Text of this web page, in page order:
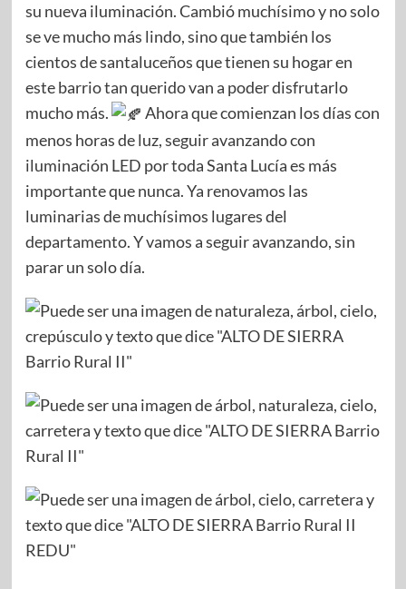
su nueva iluminación. Cambió muchísimo y no solo
se ve mucho más lindo, sino que también los
cientos de santaluceños que tienen su hogar en
este barrio tan querido van a poder disfrutarlo
mucho más.
Ahora que comienzan los días con
menos horas de luz, seguir avanzando con
iluminación LED por toda Santa Lucía es más
importante que nunca. Ya renovamos las
luminarias de muchísimos lugares del
departamento. Y vamos a seguir avanzando, sin
parar un solo día.